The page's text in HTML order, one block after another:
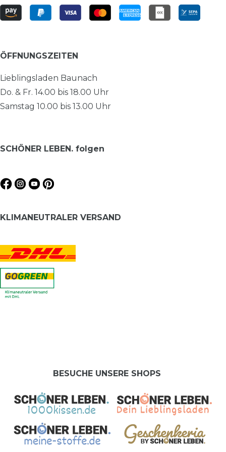
ÖFFNUNGSZEITEN
Lieblingsladen Baunach
Do. & Fr. 14.00 bis 18.00 Uhr
Samstag 10.00 bis 13.00 Uhr
SCHÖNER LEBEN. folgen
KLIMANEUTRALER VERSAND
BESUCHE UNSERE SHOPS